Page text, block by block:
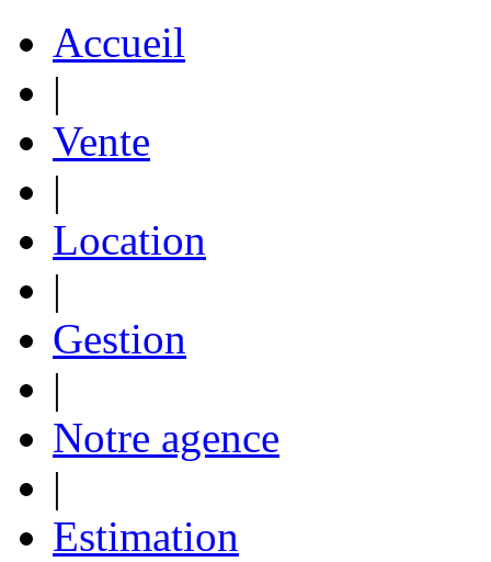
Accueil
|
Vente
|
Location
|
Gestion
|
Notre agence
|
Estimation